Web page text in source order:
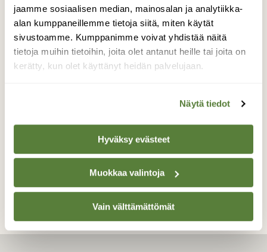
jaamme sosiaalisen median, mainosalan ja analytiikka-
alan kumppaneillemme tietoja siitä, miten käytät
sivustoamme. Kumppanimme voivat yhdistää näitä
tietoja muihin tietoihin, joita olet antanut heille tai joita on
kerätty, kun olet käyttänyt heidän palvelujaan.
Näytä tiedot
Hyväksy evästeet
Muokkaa valintoja
Vain välttämättömät
Juhannusaatto
Juhannusaatto 19.6.2026 Klo:13.20.
Katumajärvi, Hämeenlinna
TAKAISIN LISTAAN